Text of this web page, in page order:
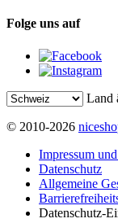
Folge uns auf
Land
© 2010-2026
Impressum
Datenschutz
Allgemeine
Datenschutz-